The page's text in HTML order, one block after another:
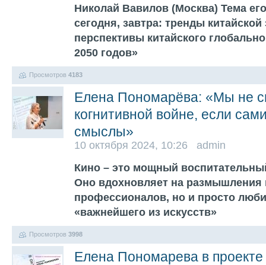
Николай Вавилов (Москва) Тема
сегодня, завтра: тренды
перспективы китайского
2050 годов»
Просмотров 4183
Елена Пономарёва: «Мы не
когнитивной войне, если
смыслы»
10 октября 2024, 10:26 admin
Кино – это мощный
Оно вдохновляет на размышления
профессионалов, но и просто
«важнейшего из искусств»
Просмотров 3998
Елена Пономарева в